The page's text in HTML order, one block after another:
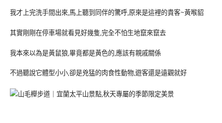
我才上完洗手間出來,馬上聽到同伴的驚呼,原來是這裡的貴客~黃喉貂
其實剛剛在停車場就看見好幾隻,完全不怕生地竄來竄去
我本來以為是黃鼠狼,畢竟都是黃色的,應該有親戚關係
不過聽說它體型小小,卻是兇猛的肉食性動物,遊客還是遠觀就好